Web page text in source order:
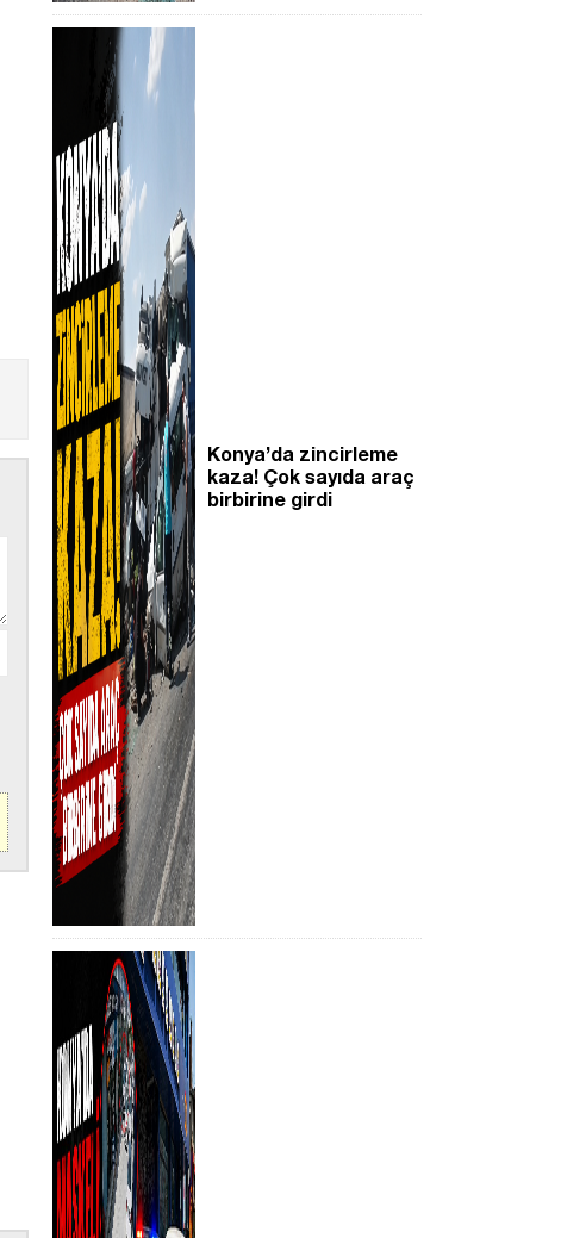
Konya’da zincirleme
kaza! Çok sayıda araç
birbirine girdi